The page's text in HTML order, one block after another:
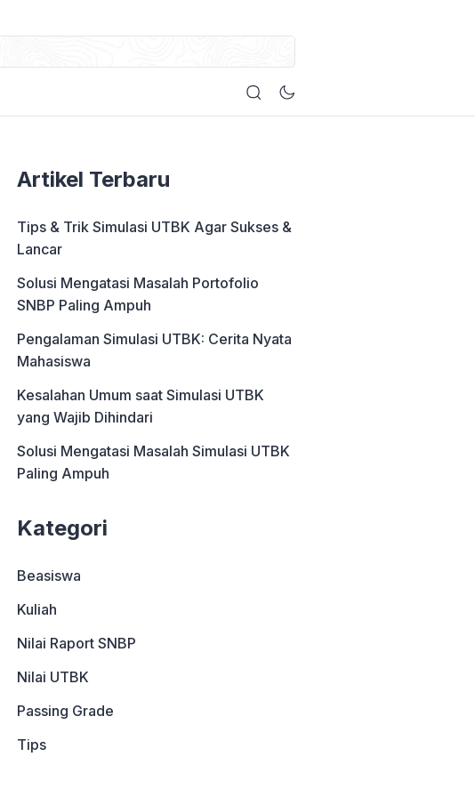
Artikel Terbaru
Tips & Trik Simulasi UTBK Agar Sukses &
Lancar
Solusi Mengatasi Masalah Portofolio
SNBP Paling Ampuh
Pengalaman Simulasi UTBK: Cerita Nyata
Mahasiswa
Kesalahan Umum saat Simulasi UTBK
yang Wajib Dihindari
Solusi Mengatasi Masalah Simulasi UTBK
Paling Ampuh
Kategori
Beasiswa
Kuliah
Nilai Raport SNBP
Nilai UTBK
Passing Grade
Tips